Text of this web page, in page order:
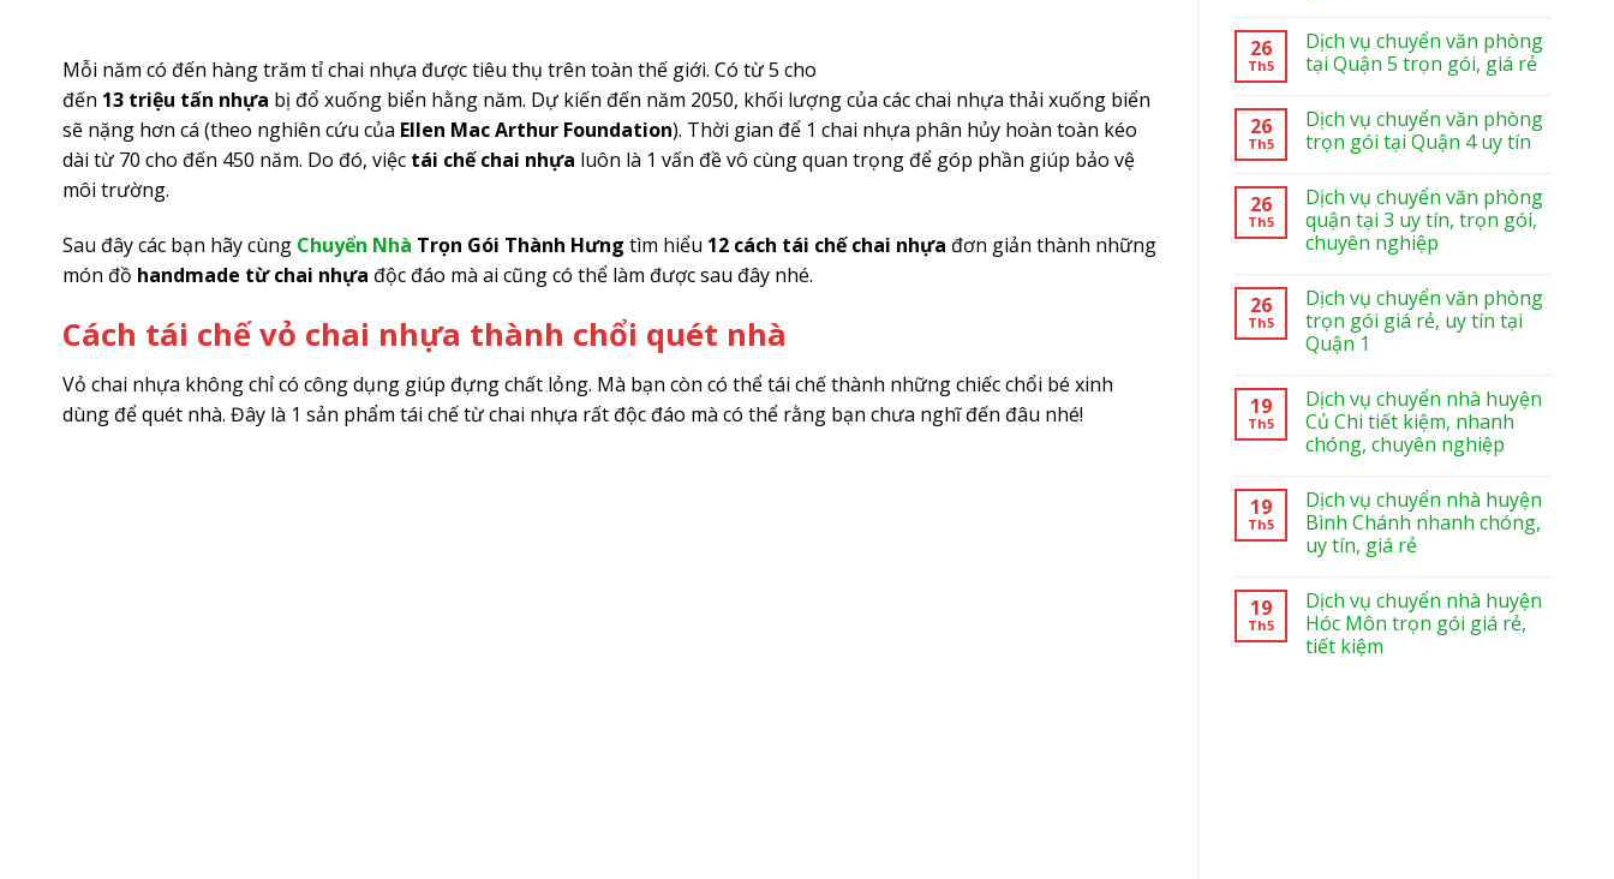
Mỗi năm có đến hàng trăm tỉ chai nhựa được tiêu thụ trên toàn thế giới. Có từ 5 cho
đến 13 triệu tấn nhựa bị đổ xuống biển hằng năm. Dự kiến đến năm 2050, khối lượng của các chai nhựa thải xuống biển
sẽ nặng hơn cá (theo nghiên cứu của Ellen Mac Arthur Foundation). Thời gian để 1 chai nhựa phân hủy hoàn toàn kéo
dài từ 70 cho đến 450 năm. Do đó, việc tái chế chai nhựa luôn là 1 vấn đề vô cùng quan trọng để góp phần giúp bảo vệ
môi trường.
Sau đây các bạn hãy cùng Chuyển Nhà Trọn Gói Thành Hưng tìm hiểu 12 cách tái chế chai nhựa đơn giản thành những
món đồ handmade từ chai nhựa độc đáo mà ai cũng có thể làm được sau đây nhé.
Cách tái chế vỏ chai nhựa thành chổi quét nhà
Vỏ chai nhựa không chỉ có công dụng giúp đựng chất lỏng. Mà bạn còn có thể tái chế thành những chiếc chổi bé xinh
dùng để quét nhà. Đây là 1 sản phẩm tái chế từ chai nhựa rất độc đáo mà có thể rằng bạn chưa nghĩ đến đâu nhé!
26
Th5
Dịch vụ chuyển văn phòng
tại Quận 5 trọn gói, giá rẻ
26
Th5
Dịch vụ chuyển văn phòng
trọn gói tại Quận 4 uy tín
26
Th5
Dịch vụ chuyển văn phòng
quận tại 3 uy tín, trọn gói,
chuyên nghiệp
26
Th5
Dịch vụ chuyển văn phòng
trọn gói giá rẻ, uy tín tại
Quận 1
19
Th5
Dịch vụ chuyển nhà huyện
Củ Chi tiết kiệm, nhanh
chóng, chuyên nghiệp
19
Th5
Dịch vụ chuyển nhà huyện
Bình Chánh nhanh chóng,
uy tín, giá rẻ
19
Th5
Dịch vụ chuyển nhà huyện
Hóc Môn trọn gói giá rẻ,
tiết kiệm